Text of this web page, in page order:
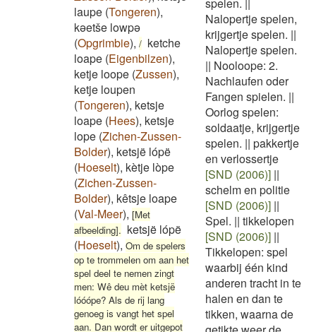
laupe (Tongeren),
kəetše lowpə
(Opgrimbie), / ketche
loape (Eigenbilzen),
ketje loope (Zussen),
ketje loupen
(Tongeren), ketsje
loape (Hees), ketsje
lope (Zichen-Zussen-
Bolder), ketsjë lópë
(Hoeselt), kètje lòpe
(Zichen-Zussen-
Bolder), kêtsje loape
(Val-Meer), [Met
afbeelding]. ketsjë lópë
(Hoeselt), Om de spelers
op te trommelen om aan het
spel deel te nemen zingt
men: Wê deu mèt ketsjë
lóóópe? Als de rij lang
genoeg is vangt het spel
aan. Dan wordt er uitgepot
Nalopertje spelen,
krijgertje spelen. ||
Nalopertje spelen.
|| Nooloope: 2.
Nachlaufen oder
Fangen spielen. ||
Oorlog spelen:
soldaatje, krijgertje
spelen. || pakkertje
en verlossertje
[SND (2006)] ||
schelm en politie
[SND (2006)] ||
Spel. || tikkelopen
[SND (2006)] ||
Tikkelopen: spel
waarbij één kind
anderen tracht in te
halen en dan te
tikken, waarna de